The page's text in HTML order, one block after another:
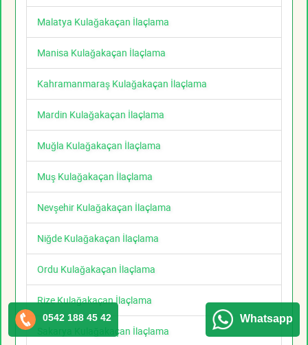
Malatya Kulağakaçan İlaçlama
Manisa Kulağakaçan İlaçlama
Kahramanmaraş Kulağakaçan İlaçlama
Mardin Kulağakaçan İlaçlama
Muğla Kulağakaçan İlaçlama
Muş Kulağakaçan İlaçlama
Nevşehir Kulağakaçan İlaçlama
Niğde Kulağakaçan İlaçlama
Ordu Kulağakaçan İlaçlama
Rize Kulağakaçan İlaçlama
Sakarya Kulağakaçan İlaçlama
0542 188 45 42 Whatsapp